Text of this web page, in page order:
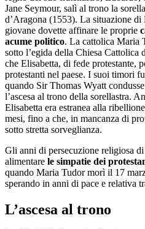
Jane Seymour, salì al trono la
d’Aragona (1553). La situazione di
giovane dovette affinare le proprie
acume politico. La cattolica Maria
sotto l’egida della Chiesa Cattolica
che Elisabetta, di fede protestante,
protestanti nel paese. I suoi timori
quando Sir Thomas Wyatt
l’ascesa al trono della sorellastra.
Elisabetta era estranea alla
mesi, fino a che, in mancanza di
sotto stretta sorveglianza.
Gli anni di persecuzione religiosa
alimentare le simpatie dei
quando Maria Tudor morì il 17
sperando in anni di pace e relativa
L’ascesa al trono